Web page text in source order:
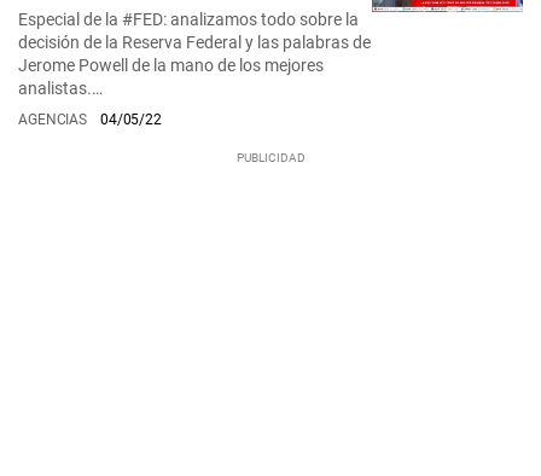
Especial de la #FED: analizamos todo sobre la
decisión de la Reserva Federal y las palabras de
Jerome Powell de la mano de los mejores
analistas.…
AGENCIAS 04/05/22